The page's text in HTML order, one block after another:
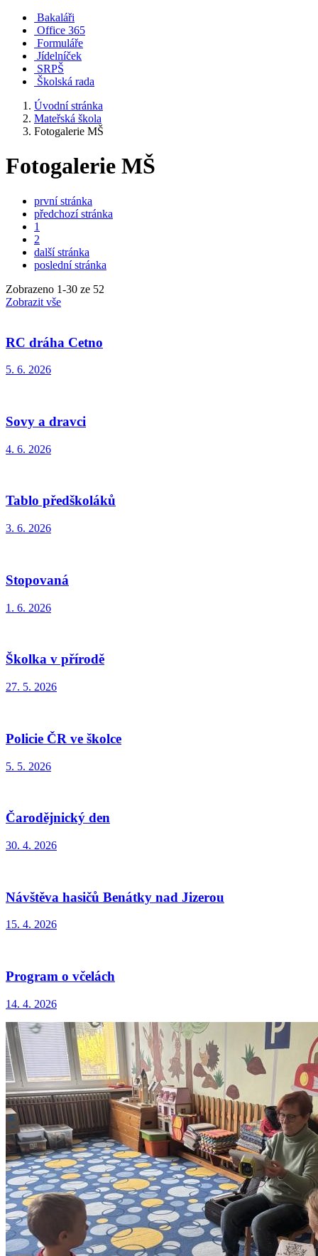
Bakaláři
Office 365
Formuláře
Jídelníček
SRPŠ
Školská rada
Úvodní stránka
Mateřská škola
Fotogalerie MŠ
Fotogalerie MŠ
první stránka
předchozí stránka
1
2
další stránka
poslední stránka
Zobrazeno 1-30 ze 52
Zobrazit vše
RC dráha Cetno
5. 6. 2026
Sovy a dravci
4. 6. 2026
Tablo předškoláků
3. 6. 2026
Stopovaná
1. 6. 2026
Školka v přírodě
27. 5. 2026
Policie ČR ve školce
5. 5. 2026
Čarodějnický den
30. 4. 2026
Návštěva hasičů Benátky nad Jizerou
15. 4. 2026
Program o včelách
14. 4. 2026